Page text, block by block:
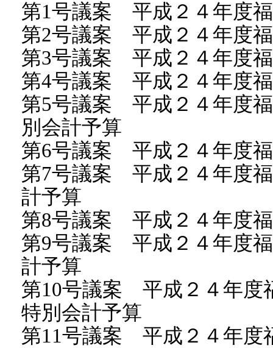
第1号議案 平成２４年度
第2号議案 平成２４年度
第3号議案 平成２４年度
第4号議案 平成２４年度
第5号議案 平成２４年度
別会計予算
第6号議案 平成２４年度
第7号議案 平成２４年度
計予算
第8号議案 平成２４年度
第9号議案 平成２４年度
計予算
第10号議案 平成２４年度
特別会計予算
第11号議案 平成２４年度